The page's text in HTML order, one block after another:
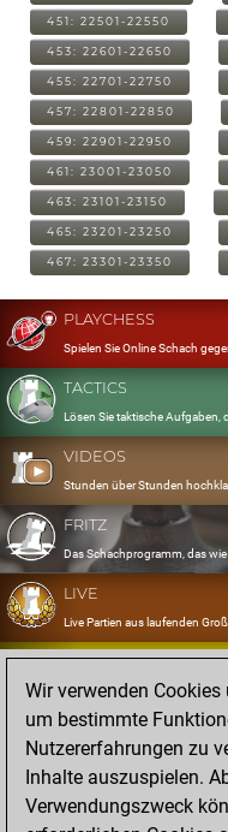
451: 22501-22550
453: 22601-22650
455: 22701-22750
457: 22801-22850
459: 22901-22950
461: 23001-23050
463: 23101-23150
465: 23201-23250
467: 23301-23350
PLAYCHESS
Spielen Sie Online Schach
TACTICS
Lösen Sie taktische Aufgaben,
VIDEOS
Stunden über Stunden
FRITZ
Das Schachprogramm, das
LIVE
Live Partien aus laufenden
OPENINGS
Erfassen und Üben Sie Ihr
DATABASE
Acht Millionen starke Partien
MYGAMES
Speichern und analysieren Sie
Wir verwenden
um bestimmte
Nutzererfahrungen zu
Inhalte auszuspielen.
Verwendungszweck